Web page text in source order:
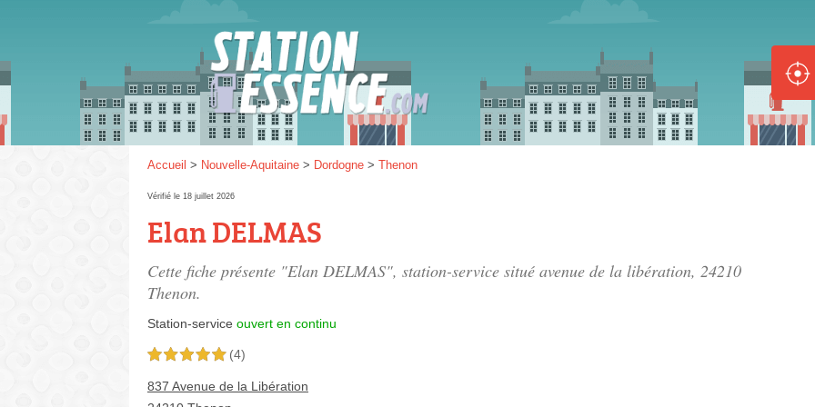
Accueil > Nouvelle-Aquitaine > Dordogne > Thenon
Vérifié le 18 juillet 2026
Elan DELMAS
Cette fiche présente "Elan DELMAS", station-service situé avenue de la libération, 24210
Thenon.
Station-service ouvert en continu
5,0 étoiles sur 5 (4)
837 Avenue de la Libération
Gazole :
Disponible Épuisé
SP 98 :
Disponible Épuisé